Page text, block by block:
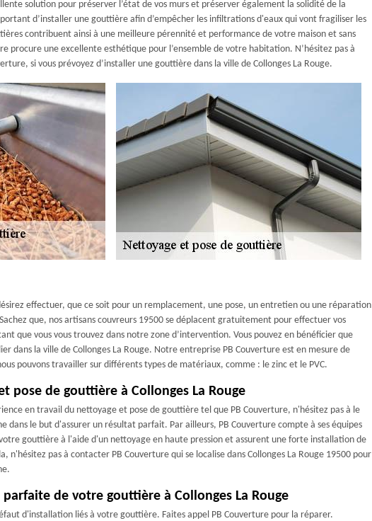
solution pour préserver l’état de vos murs et préserver également la solidité de la
d’installer une gouttière afin d’empêcher les infiltrations d'eaux qui vont fragiliser les
contribuent ainsi à une meilleure pérennité et performance de votre maison et sans
procure une excellente esthétique pour l’ensemble de votre habitation. N’hésitez pas à
si vous prévoyez d’installer une gouttière dans la ville de Collonges La Rouge.
effectuer, que ce soit pour un remplacement, une pose, un entretien ou une réparation
que, nos artisans couvreurs 19500 se déplacent gratuitement pour effectuer vos
que vous vous trouvez dans notre zone d’intervention. Vous pouvez en bénéficier que
dans la ville de Collonges La Rouge. Notre entreprise PB Couverture est en mesure de
pouvons travailler sur différents types de matériaux, comme : le zinc et le PVC.
pose de gouttière à Collonges La Rouge
en travail du nettoyage et pose de gouttière tel que PB Couverture, n'hésitez pas à le
dans le but d'assurer un résultat parfait. Par ailleurs, PB Couverture compte à ses équipes
gouttière à l'aide d'un nettoyage en haute pression et assurent une forte installation de
pas à contacter PB Couverture qui se localise dans Collonges La Rouge 19500 pour
de votre gouttière à Collonges La Rouge
d'installation liés à votre gouttière. Faites appel PB Couverture pour la réparer.